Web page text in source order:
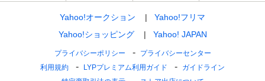
Yahoo!オークション
Yahoo!フリマ
Yahoo!ショッピング
Yahoo! JAPAN
プライバシーポリシー
プライバシーセンター
利用規約
LYPプレミアム利用ガイド
ガイドライン